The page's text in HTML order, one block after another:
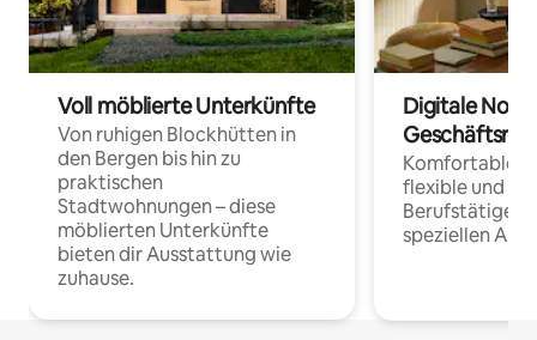
Voll möblierte Unterkünfte
Von ruhigen Blockhütten in
den Bergen bis hin zu
praktischen
Stadtwohnungen – diese
möblierten Unterkünfte
bieten dir Ausstattung wie
zuhause.
Digitale
Komfortable
flexible und
Berufstätige
speziellen